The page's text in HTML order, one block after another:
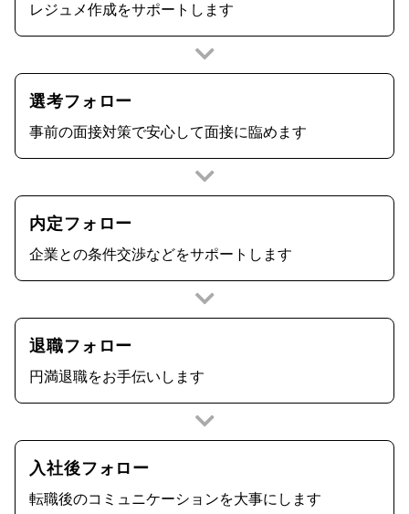
レジュメ作成をサポートします
選考フォロー
事前の面接対策で安心して面接に臨めます
内定フォロー
企業との条件交渉などをサポートします
退職フォロー
円満退職をお手伝いします
入社後フォロー
転職後のコミュニケーションを大事にします